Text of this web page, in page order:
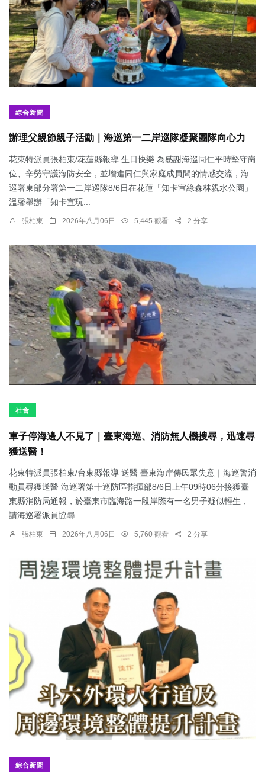
綜合新聞
辦理父親節親子活動｜海巡第一二岸巡隊凝聚團隊向心力
花東特派員張柏東/花蓮縣報導 生日快樂 為感謝海巡同仁平時堅守崗
位、辛勞守護海防安全，並增進同仁與家庭成員間的情感交流，海
巡署東部分署第一二岸巡隊8/6日在花蓮「知卡宣綠森林親水公園」
溫馨舉辦「知卡宣玩...
張柏東 2026年八月06日 5,445 觀看 2 分享
社會
車子停海邊人不見了｜臺東海巡、消防無人機搜尋，迅速尋
獲送醫！
花東特派員張柏東/台東縣報導 送醫 臺東海岸傳民眾失意｜海巡警消
動員尋獲送醫 海巡署第十巡防區指揮部8/6日上午09時06分接獲臺
東縣消防局通報，於臺東市臨海路一段岸際有一名男子疑似輕生，
請海巡署派員協尋...
張柏東 2026年八月06日 5,760 觀看 2 分享
綜合新聞